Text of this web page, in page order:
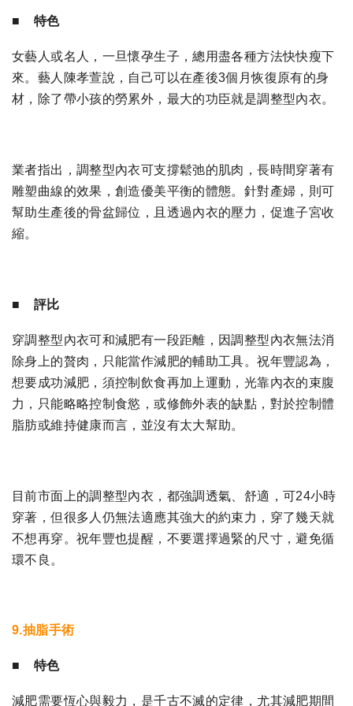
■ 特色
女藝人或名人，一旦懷孕生子，總用盡各種方法快快瘦下
來。藝人陳孝萱說，自己可以在產後3個月恢復原有的身
材，除了帶小孩的勞累外，最大的功臣就是調整型內衣。
業者指出，調整型內衣可支撐鬆弛的肌肉，長時間穿著有
雕塑曲線的效果，創造優美平衡的體態。針對產婦，則可
幫助生產後的骨盆歸位，且透過內衣的壓力，促進子宮收
縮。
■ 評比
穿調整型內衣可和減肥有一段距離，因調整型內衣無法消
除身上的贅肉，只能當作減肥的輔助工具。祝年豐認為，
想要成功減肥，須控制飲食再加上運動，光靠內衣的束腹
力，只能略略控制食慾，或修飾外表的缺點，對於控制體
脂肪或維持健康而言，並沒有太大幫助。
目前市面上的調整型內衣，都強調透氣、舒適，可24小時
穿著，但很多人仍無法適應其強大的約束力，穿了幾天就
不想再穿。祝年豐也提醒，不要選擇過緊的尺寸，避免循
環不良。
9.抽脂手術
■ 特色
減肥需要恆心與毅力，是千古不滅的定律，尤其減肥期間